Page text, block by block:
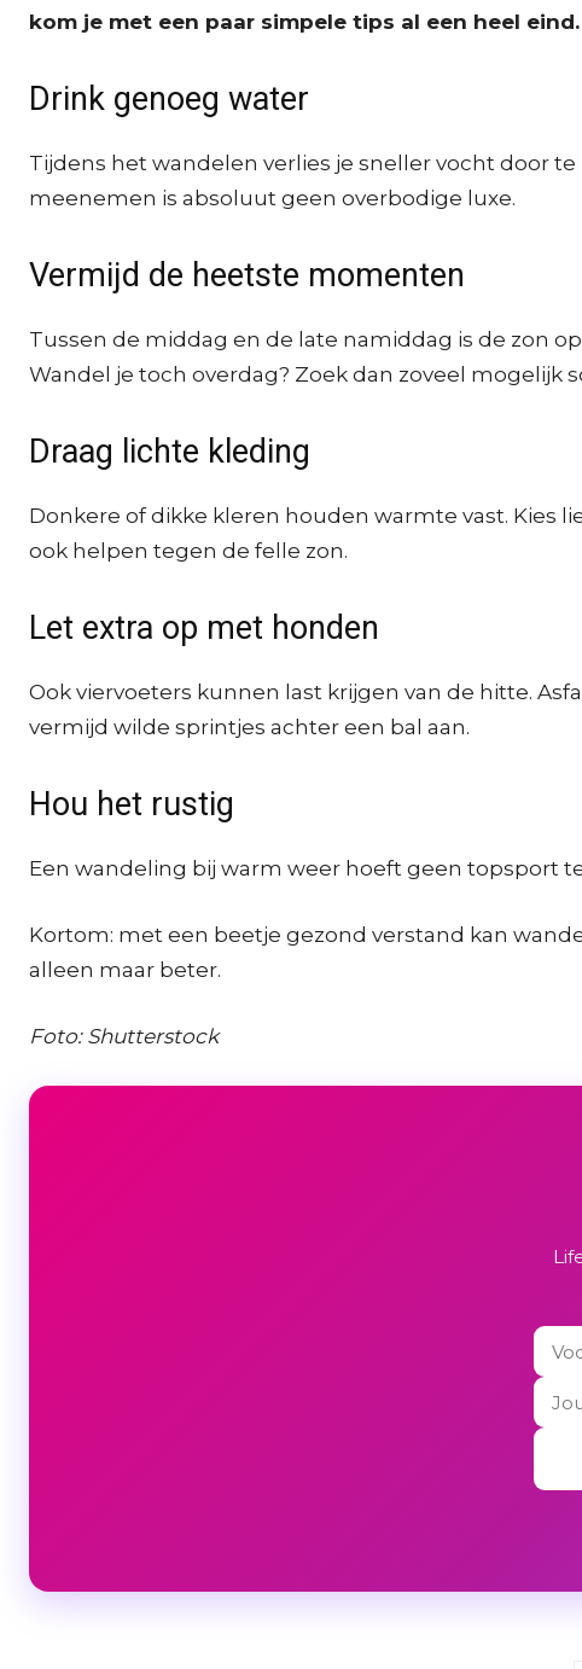
kom je met een paar simpele tips al een heel eind.
Drink genoeg water
Tijdens het wandelen verlies je sneller vocht door
meenemen is absoluut geen overbodige luxe.
Vermijd de heetste momenten
Tussen de middag en de late namiddag is de zon
Wandel je toch overdag? Zoek dan zoveel mogelijk
Draag lichte kleding
Donkere of dikke kleren houden warmte vast. Kies
ook helpen tegen de felle zon.
Let extra op met honden
Ook viervoeters kunnen last krijgen van de hitte.
vermijd wilde sprintjes achter een bal aan.
Hou het rustig
Een wandeling bij warm weer hoeft geen topsport
Kortom: met een beetje gezond verstand kan
alleen maar beter.
Foto: Shutterstock